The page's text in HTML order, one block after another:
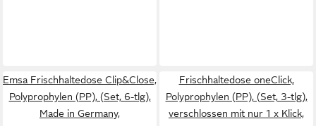
Emsa Frischhaltedose Clip&Close,
Polyprophylen (PP), (Set, 6-tlg),
Made in Germany,
Frischhaltedose oneClick,
Polyprophylen (PP), (Set, 3-tlg),
verschlossen mit nur 1 x Klick,